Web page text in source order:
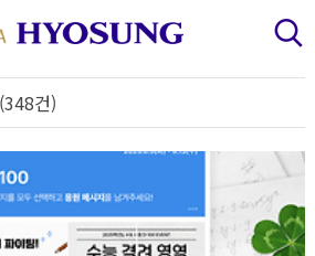
HYOSUNG 검색 레이어 열기
건)